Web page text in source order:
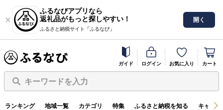
ふるなびアプリなら
返礼品がもっと探しやすい！
ふるさと納税サイト「ふるなび」
開く
ガイド ログイン お気に入り カート
キーワードを入力
ランキング 地域一覧 カテゴリ 特集 ふるさと納税を知る キャン